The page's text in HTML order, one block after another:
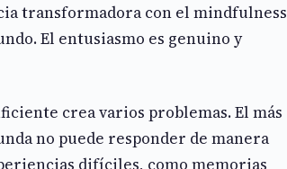
transformadora con el mindfulness
El entusiasmo es genuino y
crea varios problemas. El más
no puede responder de manera
difíciles, como memorias